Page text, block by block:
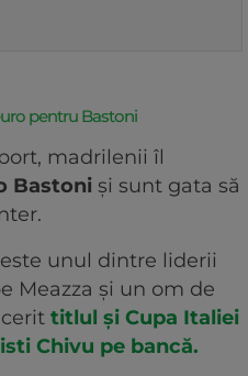
pentru Bastoni
madrilenii îl
Bastoni și sunt gata să
unul dintre liderii
Meazza și un om de
titlul și Cupa Italiei
Chivu pe bancă.